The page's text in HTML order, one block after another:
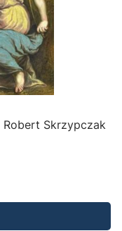
Robert Skrzypczak